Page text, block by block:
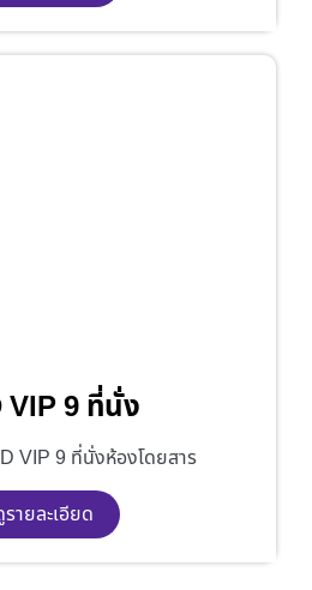
VIP 9 ที่นั่ง
VIP 9 ที่นั่งห้องโดยสาร
รายละเอียด